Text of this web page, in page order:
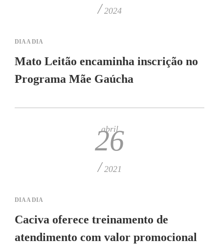
/ 2024
DIA A DIA
Mato Leitão encaminha inscrição no
Programa Mãe Gaúcha
abril
26
/ 2021
DIA A DIA
Caciva oferece treinamento de
atendimento com valor promocional